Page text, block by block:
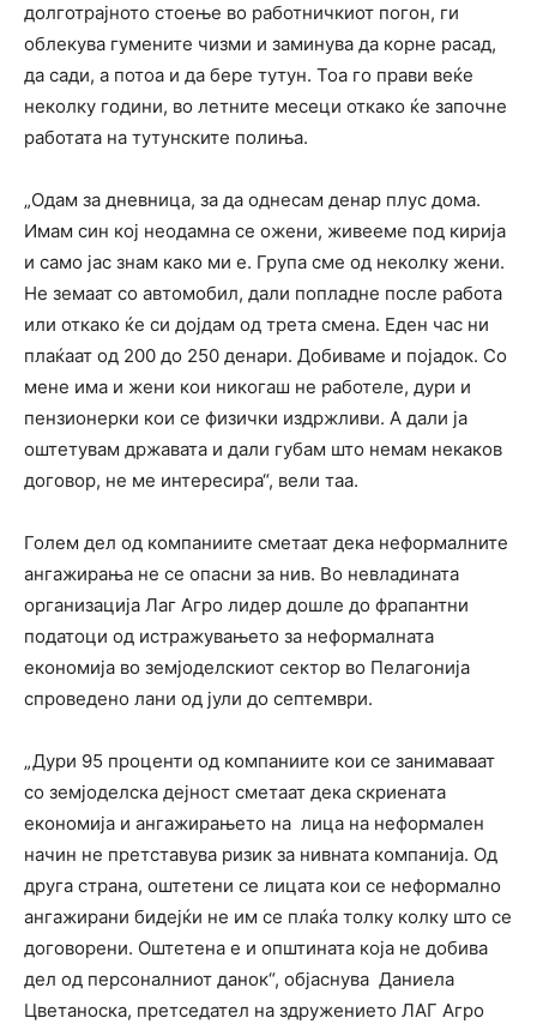
долготрајното стоење во работничкиот погон, ги
облекува гумените чизми и заминува да корне расад,
да сади, а потоа и да бере тутун. Тоа го прави веќе
неколку години, во летните месеци откако ќе започне
работата на тутунските полиња.
„Одам за дневница, за да однесам денар плус дома.
Имам син кој неодамна се ожени, живееме под кирија
и само јас знам како ми е. Група сме од неколку жени.
Не земаат со автомобил, дали попладне после работа
или откако ќе си дојдам од трета смена. Еден час ни
плаќаат од 200 до 250 денари. Добиваме и појадок. Со
мене има и жени кои никогаш не работеле, дури и
пензионерки кои се физички издржливи. А дали ја
оштетувам државата и дали губам што немам некаков
договор, не ме интересира“, вели таа.
Голем дел од компаниите сметаат дека неформалните
ангажирања не се опасни за нив. Во невладината
организација Лаг Агро лидер дошле до фрапантни
податоци од истражувањето за неформалната
економија во земјоделскиот сектор во Пелагонија
спроведено лани од јули до септември.
„Дури 95 проценти од компаниите кои се занимаваат
со земјоделска дејност сметаат дека скриената
економија и ангажирањето на лица на неформален
начин не претставува ризик за нивната компанија. Од
друга страна, оштетени се лицата кои се неформално
ангажирани бидејќи не им се плаќа толку колку што се
договорени. Оштетена е и општината која не добива
дел од персоналниот данок“, објаснува Даниела
Цветаноска, претседател на здружението ЛАГ Агро